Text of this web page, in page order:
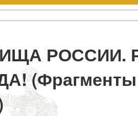
РОССИИ.
(Фрагменты